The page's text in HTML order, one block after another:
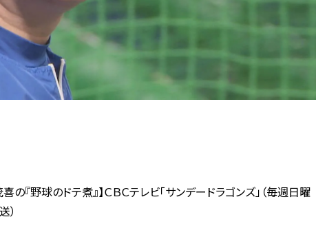
の『野球のドテ煮』】ＣＢＣテレビ「サンデードラゴンズ」（毎週日曜
）